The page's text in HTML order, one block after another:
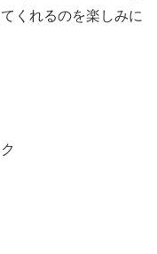
くれるのを楽しみに